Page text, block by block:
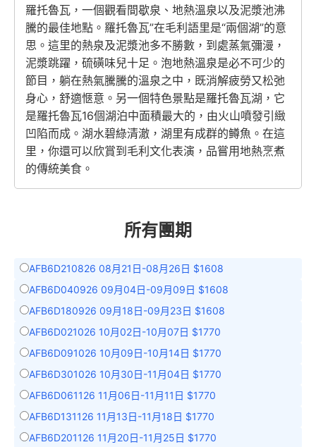
羅托魯瓦，一個觀看間歇泉、地熱溫泉以及泥漿池沸
騰的最佳地點。羅托魯瓦”在毛利語里是“兩個湖”的意
思。這里的熱泉及泥漿池多不勝數，到處蒸氣彌漫，
泥漿跳躍，硫磺味兒十足。泡地熱溫泉是必不可少的
節目，躺在熱氣騰騰的溫泉之中，既消解疲勞又松弛
身心，舒適愜意。另一個特色景點是羅托魯瓦湖，它
是羅托魯瓦16個湖泊中面積最大的，由火山噴發引緻
凹陷而成。湖水碧綠清澈，湖里有成群的鳟魚。在這
里，你還可以欣賞到毛利文化表演，品嘗用地熱烹煮
的傳統美食。
所有團期
AFB6D210826 08月21日-08月26日 $1608
AFB6D040926 09月04日-09月09日 $1608
AFB6D180926 09月18日-09月23日 $1608
AFB6D021026 10月02日-10月07日 $1770
AFB6D091026 10月09日-10月14日 $1770
AFB6D301026 10月30日-11月04日 $1770
AFB6D061126 11月06日-11月11日 $1770
AFB6D131126 11月13日-11月18日 $1770
AFB6D201126 11月20日-11月25日 $1770